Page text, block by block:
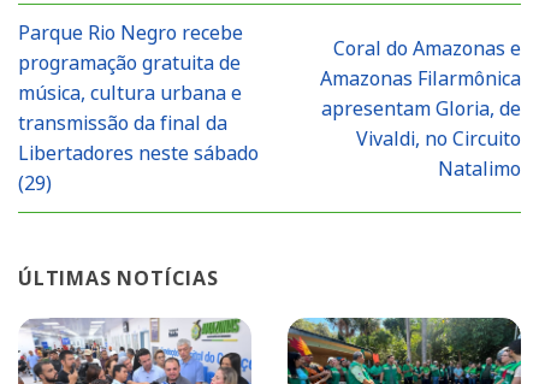
Parque Rio Negro recebe
programação gratuita de
música, cultura urbana e
transmissão da final da
Libertadores neste sábado
(29)
Coral do Amazonas e
Amazonas Filarmônica
apresentam Gloria, de
Vivaldi, no Circuito
Natalimo
ÚLTIMAS NOTÍCIAS